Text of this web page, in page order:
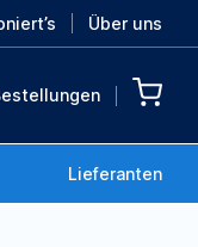
Über uns
Lieferanten